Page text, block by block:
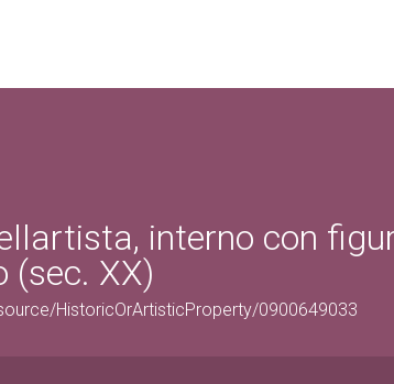
interno con
(sec. XX)
HistoricOrArtisticProperty/0900649033